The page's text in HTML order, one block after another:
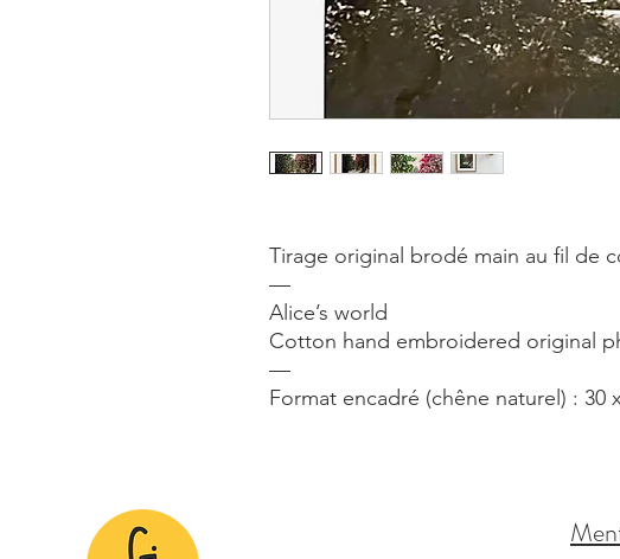
Tirage original brodé main au fil de
—
Alice’s world
Cotton hand embroidered original
—
Format encadré (chêne naturel) : 30